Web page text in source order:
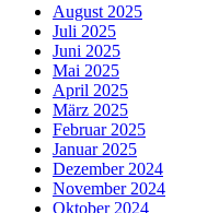
August 2025
Juli 2025
Juni 2025
Mai 2025
April 2025
März 2025
Februar 2025
Januar 2025
Dezember 2024
November 2024
Oktober 2024